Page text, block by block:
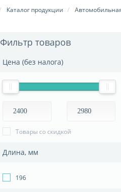
Каталог продукции
Фильтр товаров
Цена (без налога)
Товары со скидкой
Длина, мм
196